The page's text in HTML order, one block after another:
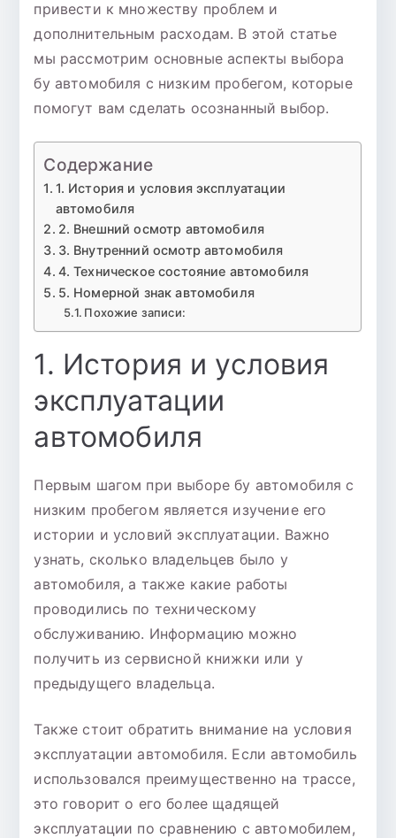
привести к множеству проблем и
дополнительным расходам. В этой статье
мы рассмотрим основные аспекты выбора
бу автомобиля с низким пробегом, которые
помогут вам сделать осознанный выбор.
Содержание
1. История и условия эксплуатации
автомобиля
2. Внешний осмотр автомобиля
3. Внутренний осмотр автомобиля
4. Техническое состояние автомобиля
5. Номерной знак автомобиля
Похожие записи:
1. История и условия
эксплуатации
автомобиля
Первым шагом при выборе бу автомобиля с
низким пробегом является изучение его
истории и условий эксплуатации. Важно
узнать, сколько владельцев было у
автомобиля, а также какие работы
проводились по техническому
обслуживанию. Информацию можно
получить из сервисной книжки или у
предыдущего владельца.
Также стоит обратить внимание на условия
эксплуатации автомобиля. Если автомобиль
использовался преимущественно на трассе,
это говорит о его более щадящей
эксплуатации по сравнению с автомобилем,